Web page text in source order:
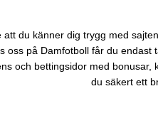
att du känner dig trygg med
oss på Damfotboll får du
och bettingsidor med
du säkert ett